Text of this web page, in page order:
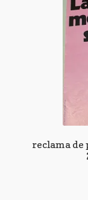
reclama de